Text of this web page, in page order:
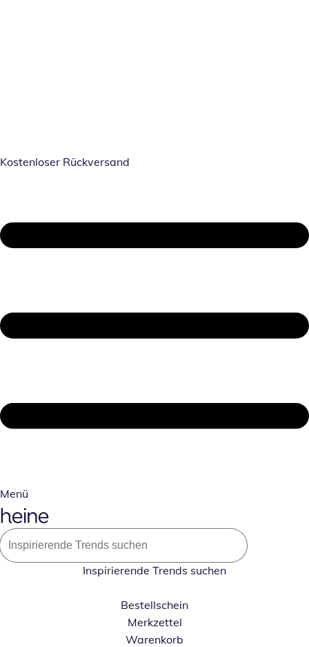
Kostenloser Rückversand
Menü
Inspirierende Trends suchen
Bestellschein
Merkzettel
Warenkorb